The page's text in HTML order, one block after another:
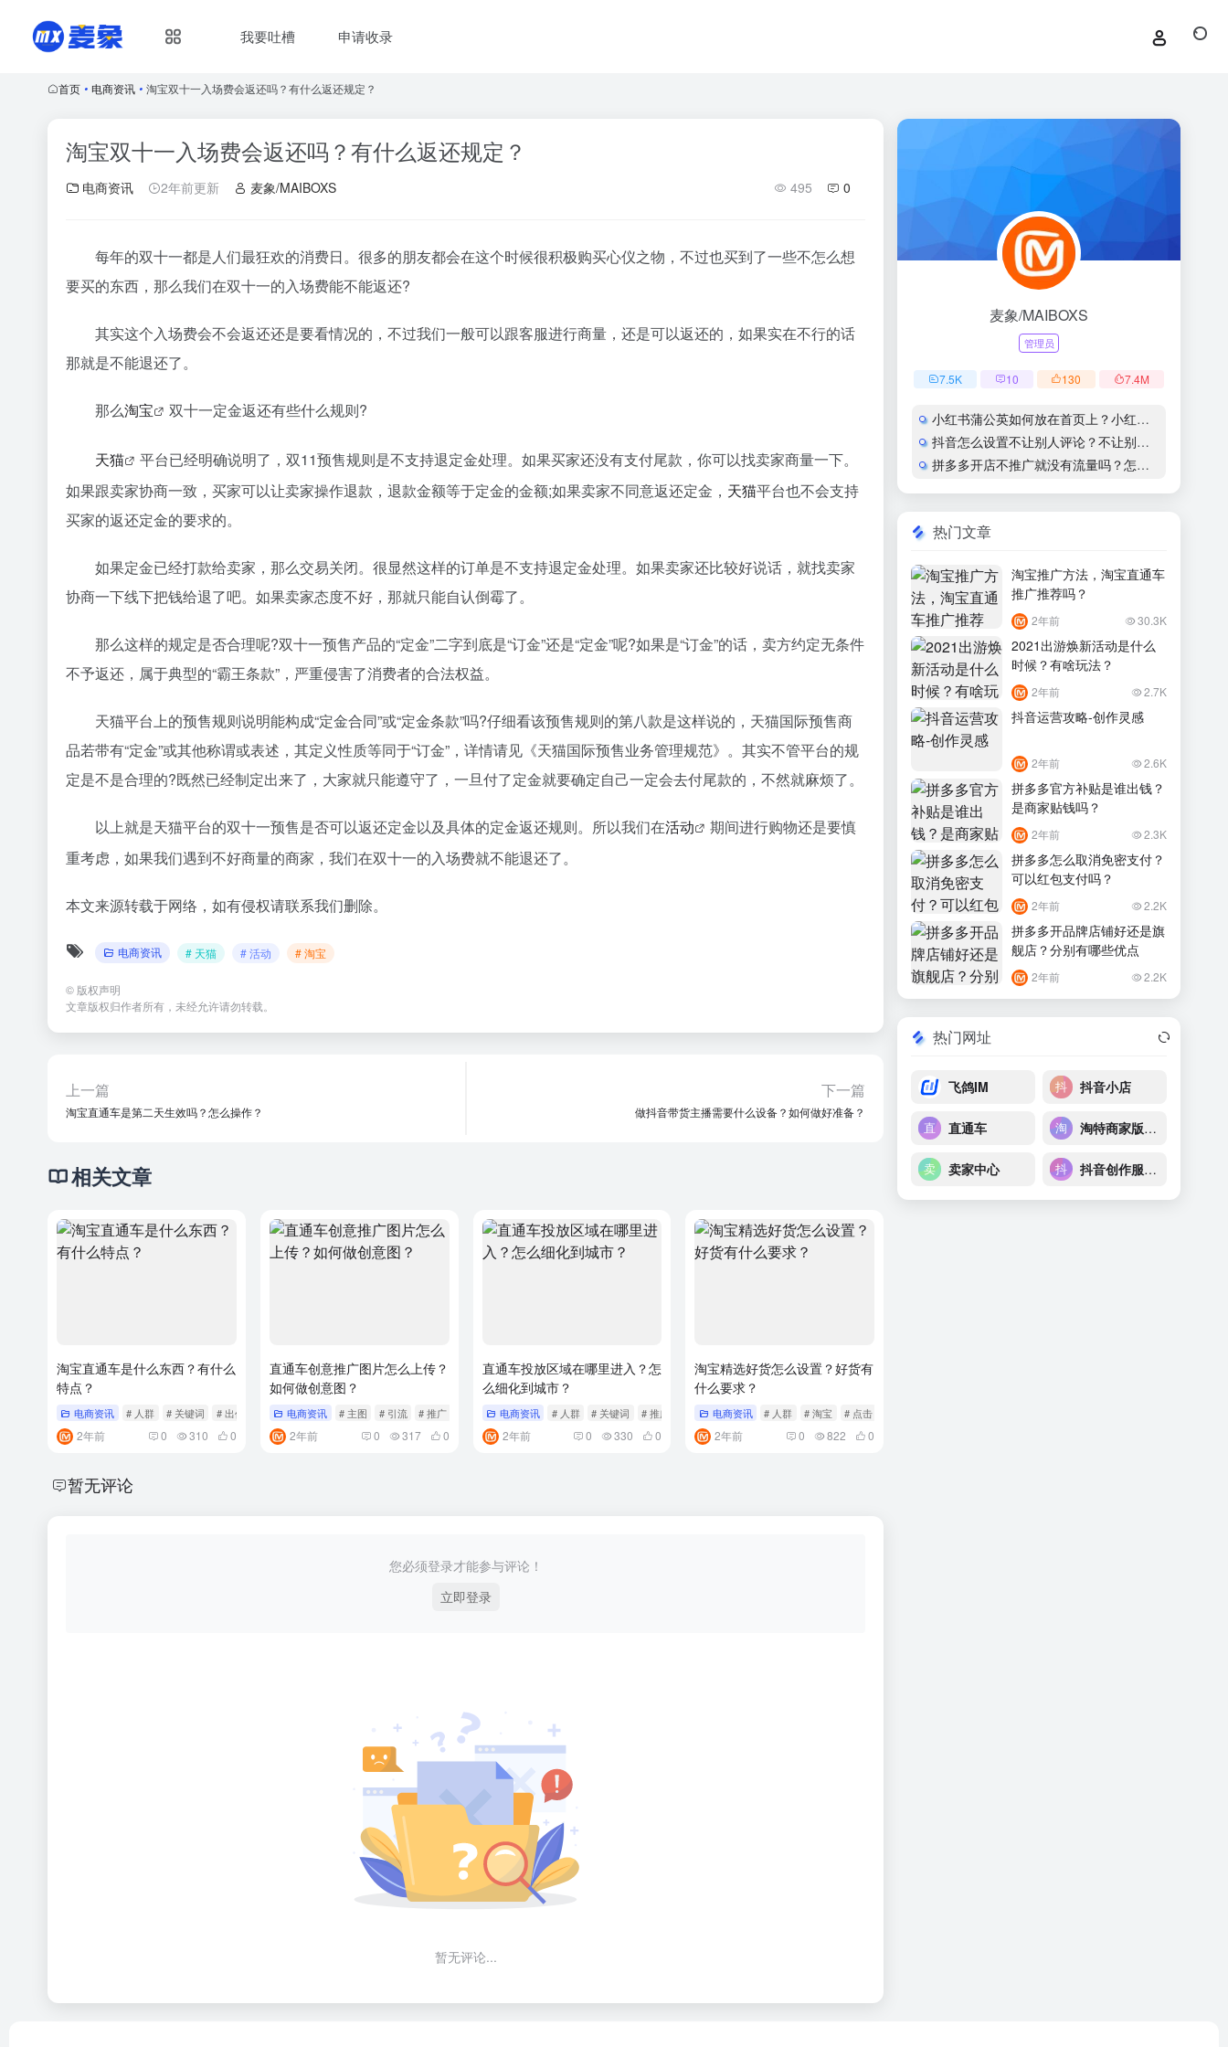
我要吐槽 申请收录
首页 • 电商资讯 • 淘宝双十一入场费会返还吗？有什么返还规定？
淘宝双十一入场费会返还吗？有什么返还规定？
电商资讯 2年前更新 麦象/MAIBOXS 495 0
每年的双十一都是人们最狂欢的消费日。很多的朋友都会在这个时候很积极购买心仪之物，不过也买到了一些不怎么想
要买的东西，那么我们在双十一的入场费能不能返还?
其实这个入场费会不会返还还是要看情况的，不过我们一般可以跟客服进行商量，还是可以返还的，如果实在不行的话
那就是不能退还了。
那么淘宝 双十一定金返还有些什么规则?
天猫
平台已经明确说明了，双11预售规则是不支持退定金处理。如果买家还没有支付尾款，你可以找卖家商量一下。
如果跟卖家协商一致，买家可以让卖家操作退款，退款金额等于定金的金额;如果卖家不同意返还定金， 天猫平台也不会支持
买家的返还定金的要求的。
如果定金已经打款给卖家，那么交易关闭。很显然这样的订单是不支持退定金处理。如果卖家还比较好说话，就找卖家
协商一下线下把钱给退了吧。如果卖家态度不好，那就只能自认倒霉了。
那么这样的规定是否合理呢?双十一预售产品的“定金”二字到底是“订金”还是“定金”呢?如果是“订金”的话，卖方约定无条件
不予返还，属于典型的“霸王条款”，严重侵害了消费者的合法权益。
天猫平台上的预售规则说明能构成“定金合同”或“定金条款”吗?仔细看该预售规则的第八款是这样说的，天猫国际预售商
品若带有“定金”或其他称谓或表述，其定义性质等同于“订金”，详情请见《天猫国际预售业务管理规范》。其实不管平台的规
定是不是合理的?既然已经制定出来了，大家就只能遵守了，一旦付了定金就要确定自己一定会去付尾款的，不然就麻烦了。
以上就是天猫平台的双十一预售是否可以返还定金以及具体的定金返还规则。所以我们在活动
期间进行购物还是要慎
重考虑，如果我们遇到不好商量的商家，我们在双十一的入场费就不能退还了。
本文来源转载于网络，如有侵权请联系我们删除。
电商资讯 # 天猫 # 活动 # 淘宝
© 版权声明
文章版权归作者所有，未经允许请勿转载。
上一篇
淘宝直通车是第二天生效吗？怎么操作？
下一篇
做抖音带货主播需要什么设备？如何做好准备？
相关文章
淘宝直通车是什么东西？有什么
特点？
电商资讯 # 人群 # 关键词 # 出价
2年前 0 310 0
直通车创意推广图片怎么上传？
如何做创意图？
电商资讯 # 主图 # 引流 # 推广
2年前 0 317 0
直通车投放区域在哪里进入？怎
么细化到城市？
电商资讯 # 人群 # 关键词 # 推广
2年前 0 330 0
淘宝精选好货怎么设置？好货有
什么要求？
电商资讯 # 人群 # 淘宝 # 点击
2年前 0 822 0
暂无评论
您必须登录才能参与评论！
立即登录
暂无评论...
麦象/MAIBOXS
管理员
7.5K 10 130 7.4M
小红书蒲公英如何放在首页上？小红书怎么开通蒲公英合作
抖音怎么设置不让别人评论？不让别人看作品会显示什么？
拼多多开店不推广就没有流量吗？怎么运营？
热门文章
淘宝推广方法，淘宝直通车
推广推荐吗？
2年前 30.3K
2021出游焕新活动是什么
时候？有啥玩法？
2年前 2.7K
抖音运营攻略-创作灵感
2年前 2.6K
拼多多官方补贴是谁出钱？
是商家贴钱吗？
2年前 2.3K
拼多多怎么取消免密支付？
可以红包支付吗？
2年前 2.2K
拼多多开品牌店铺好还是旗
舰店？分别有哪些优点
2年前 2.2K
热门网址
飞鸽IM 抖音小店
直通车 淘特商家版后台
卖家中心 抖音创作服务平台